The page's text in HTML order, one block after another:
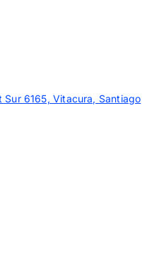
6165, Vitacura, Santiago